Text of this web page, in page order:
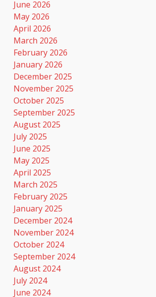
June 2026
May 2026
April 2026
March 2026
February 2026
January 2026
December 2025
November 2025
October 2025
September 2025
August 2025
July 2025
June 2025
May 2025
April 2025
March 2025
February 2025
January 2025
December 2024
November 2024
October 2024
September 2024
August 2024
July 2024
June 2024